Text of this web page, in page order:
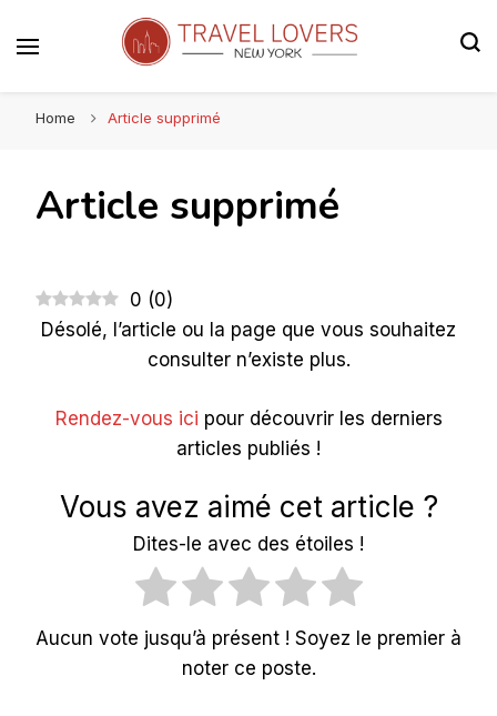
Home
Article supprimé
Article supprimé
0 (0)
Désolé, l’article ou la page que vous souhaitez
consulter n’existe plus.
Rendez-vous ici pour découvrir les derniers
articles publiés !
Vous avez aimé cet article ?
Dites-le avec des étoiles !
Aucun vote jusqu’à présent ! Soyez le premier à
noter ce poste.